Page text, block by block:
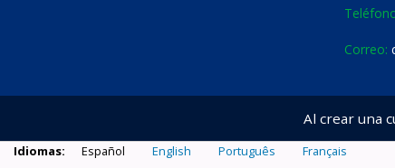
Correo:
Al crear una
Idiomas: Español English Português Français